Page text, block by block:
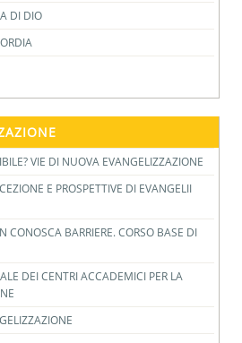
DI DIO
VIE DI NUOVA EVANGELIZZAZIONE
E PROSPETTIVE DI EVANGELII
CONOSCA BARRIERE. CORSO BASE DI
DEI CENTRI ACCADEMICI PER LA